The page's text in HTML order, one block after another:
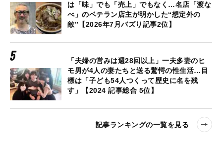
は「味」でも「売上」でもなく…名店「渡な
べ」のベテラン店主が明かした“想定外の
敵”【2026年7月バズり記事2位】
「夫婦の営みは週28回以上」一夫多妻のヒ
モ男が4人の妻たちと送る驚愕の性生活…目
標は「子ども54人つくって歴史に名を残
す」【2024 記事総合 5位】
記事ランキングの一覧を見る